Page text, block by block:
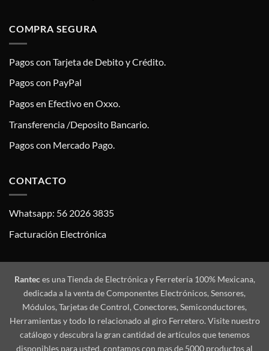
COMPRA SEGURA
Pagos con Tarjeta de Debito y Crédito.
Pagos con PayPal
Pagos en Efectivo en Oxxo.
Transferencia /Deposito Bancario.
Pagos con Mercado Pago.
CONTACTO
Whatsapp: 56 2026 3835
Facturación Electrónica
Ranteces una Tienda de Electrónica y Ferretería 100% Mexicana,
dedicada a la venta de Componentes Electrónicos, Sensores,
Módulos, Tarjetas de Control, Conectores, Semiconductores,
Herramientas y todo lo relacionado al giro Ferretero. Visite nuestro
catálogo y descubra la gran cantidad de artículos que tenemos
disponibles para usted, contamos con mas de 5000 productos al